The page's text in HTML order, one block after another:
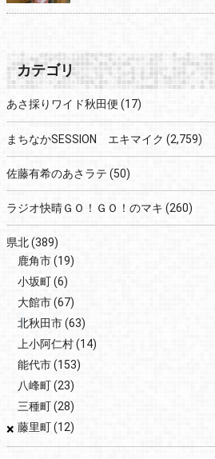
×
カテゴリ
あさ採りワイド秋田便 (17)
まちなかSESSION エキマイク (2,759)
佐藤有希のあさラテ (50)
ラジオ快晴ＧＯ！ＧＯ！のマキ (260)
県北(389)
鹿角市(19)
小坂町(6)
大館市(67)
北秋田市(63)
上小阿仁村(14)
能代市(153)
八峰町(23)
三種町(28)
藤里町(12)